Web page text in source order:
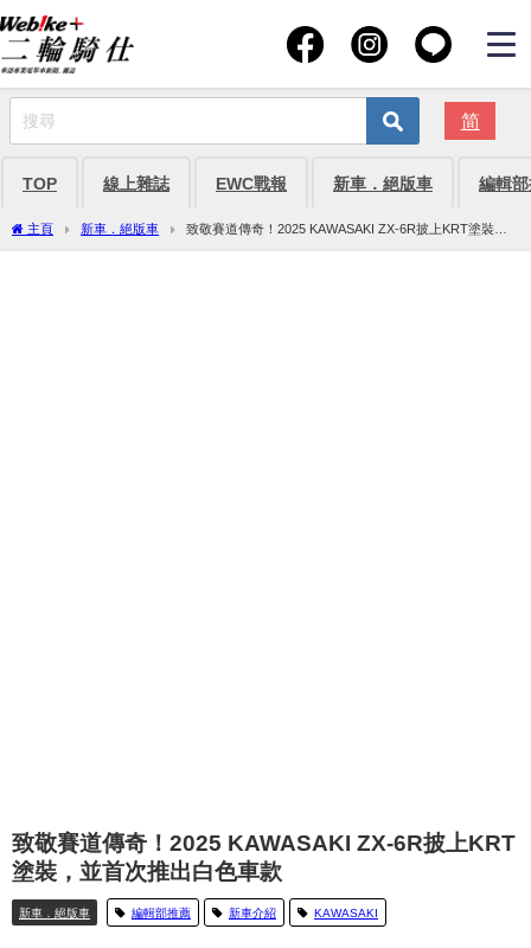
简
TOP 線上雜誌 EWC戰報 新車．絕版車 編輯
主頁 新車．絕版車
致敬賽道傳奇！2025 KAWASAKI ZX-6R披上KRT塗裝，
並首次推出白色車款
致敬賽道傳奇！2025 KAWASAKI ZX-6R披上KRT
塗裝，並首次推出白色車款
新車．絕版車 編輯部推薦 新車介紹 KAWASAKI